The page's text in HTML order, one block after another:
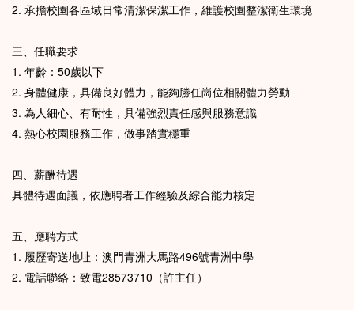
2. 承擔校園各區域日常清潔保潔工作，維護校園整潔衛生環境
三、任職要求
1. 年齡：50歲以下
2. 身體健康，具備良好體力，能夠勝任崗位相關體力勞動
3. 為人細心、有耐性，具備強烈責任感與服務意識
4. 熱心校園服務工作，做事踏實穩重
四、薪酬待遇
具體待遇面議，依應聘者工作經驗及綜合能力核定
五、應聘方式
1. 履歷寄送地址：澳門青洲大馬路496號青洲中學
2. 電話聯絡：致電28573710（許主任）